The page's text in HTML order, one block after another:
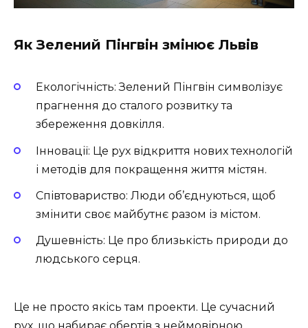
Як Зелений Пінгвін змінює Львів
Екологічність: Зелений Пінгвін символізує
прагнення до сталого розвитку та
збереження довкілля.
Інновації: Це рух відкриття нових технологій
і методів для покращення життя містян.
Співтовариство: Люди об’єднуються, щоб
змінити своє майбутнє разом із містом.
Душевність: Це про близькість природи до
людського серця.
Це не просто якісь там проекти. Це сучасний